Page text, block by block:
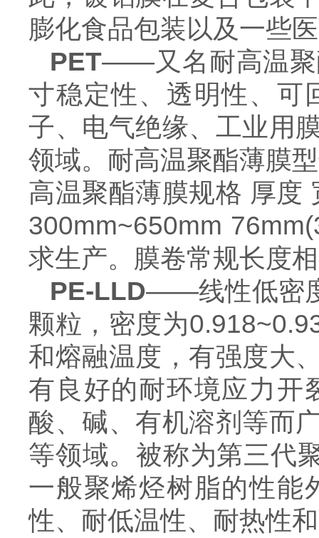
膨化食品包装以及一些
PET——又名耐高温聚
寸稳定性、透明性、可
子、电气绝缘、工业用
领域。耐高温聚酯薄膜
高温聚酯薄膜规格 厚度
300mm~650mm
求生产。膜卷常规长度
PE-LLD——线性低密
颗粒，密度为
和熔融温度，有强度大
有良好的耐环境应力开
酸、碱、有机溶剂等而
等领域。被称为第三代
一般聚烯烃树脂的性能
性、耐低温性、耐热性